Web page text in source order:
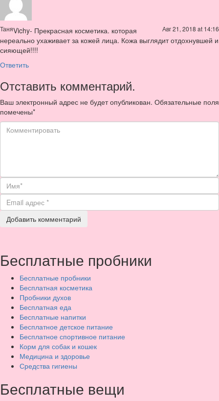
Таня Авг 21, 2018 at 14:16
Vichy- Прекрасная косметика. которая
нереально ухаживает за кожей лица. Кожа выглядит отдохнувшей и
сияющей!!!!
Ответить
Отставить комментарий.
Ваш электронный адрес не будет опубликован. Обязательные поля
помечены*
Бесплатные пробники
Бесплатные пробники
Бесплатная косметика
Пробники духов
Бесплатная еда
Бесплатные напитки
Бесплатное детское питание
Бесплатное спортивное питание
Корм для собак и кошек
Медицина и здоровье
Средства гигиены
Бесплатные вещи